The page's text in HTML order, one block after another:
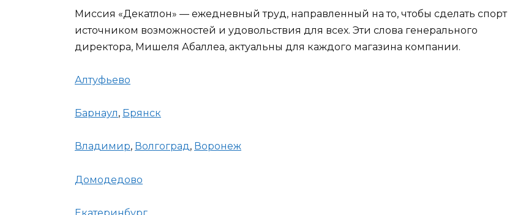
Миссия «Декатлон» — ежедневный труд, направленный на то, чтобы сделать спорт
источником возможностей и удовольствия для всех. Эти слова генерального
директора, Мишеля Абаллеа, актуальны для каждого магазина компании.
Алтуфьево
Барнаул, Брянск
Владимир, Волгоград, Воронеж
Домодедово